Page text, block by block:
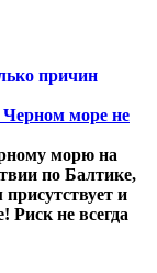
Черном море не
морю на
по Балтике,
и
Риск не всегда